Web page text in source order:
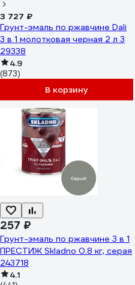
3 727 ₽
Грунт-эмаль по ржавчине Dali
3 в 1 молотковая черная 2 л 3
29338
4.9
(873)
В корзину
257 ₽
Грунт-эмаль по ржавчине 3 в 1
ПРЕСТИЖ Skladno 0.8 кг, серая
243718
4.1